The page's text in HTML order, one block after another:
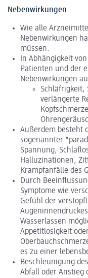
Nebenwirkungen
Wie alle
Nebenwirkungen
müssen.
In Abhängigkeit
Patienten und der
Nebenwirkungen
Schläfrigkeit,
verlängerte
Außerdem besteht
sogenannter
Spannung,
Halluzinationen,
Krampfanfälle des
Durch
Symptome wie
Gefühl der
Wasserlassen
Appetitlosigkeit
es zu einer
Beschleunigung
Abfall oder Anstieg